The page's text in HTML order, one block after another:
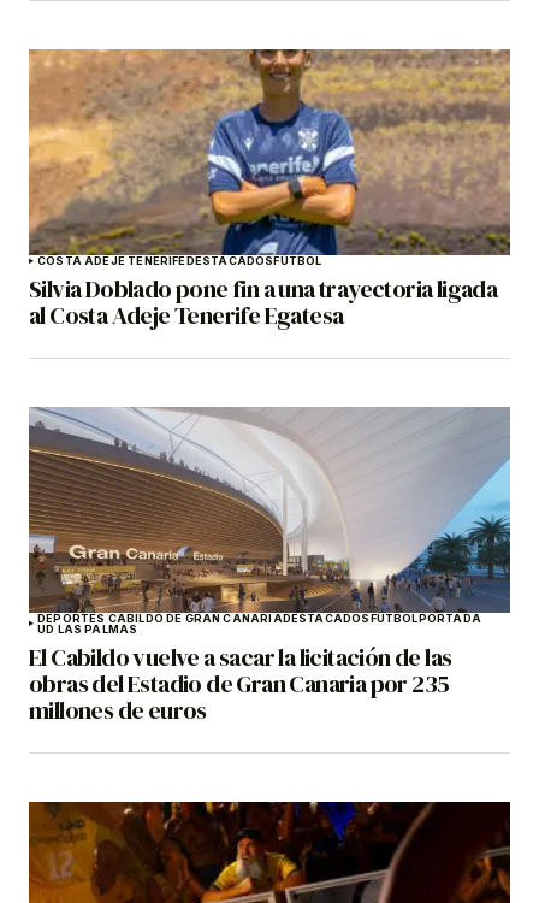
COSTA ADEJE TENERIFEDESTACADOSFÚTBOL
Silvia Doblado pone fin a una trayectoria ligada
al Costa Adeje Tenerife Egatesa
DEPORTES CABILDO DE GRAN CANARIADESTACADOSFÚTBOLPORTADA
UD LAS PALMAS
El Cabildo vuelve a sacar la licitación de las
obras del Estadio de Gran Canaria por 235
millones de euros